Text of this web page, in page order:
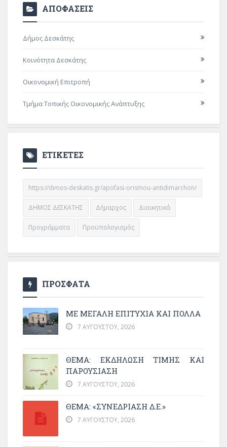
ΑΠΟΦΑΣΕΙΣ
Δήμος Δεσκάτης
Κοινότητα Δεσκάτης
Οικονομική Επιτροπή
Τμήμα Τοπικής Οικονομικής Ανάπτυξης
ΕΤΙΚΕΤΕΣ
https://dimos-deskatis.gr/apofasi-orismou-antidimarchon/
ΔΗΜΟΣ ΔΕΣΚΑΤΗΣ Δήμαρχος Διοικητικά
Προγράμματα Προϋπολογισμός
ΠΡΟΣΦΑΤΑ
ΜΕ ΜΕΓΆΛΗ ΕΠΙΤΥΧΊΑ ΚΑΙ ΠΟΛΛΆ
7 ΑΥΓΟΎΣΤΟΥ, 2026
ΘΈΜΑ: ΕΚΔΉΛΩΣΗ ΤΙΜΉΣ ΚΑΙ
ΠΑΡΟΥΣΊΑΣΗ
7 ΑΥΓΟΎΣΤΟΥ, 2026
ΘΕΜΑ: «ΣΥΝΕΔΡΊΑΣΗ Δ.Ε.»
7 ΑΥΓΟΎΣΤΟΥ, 2026